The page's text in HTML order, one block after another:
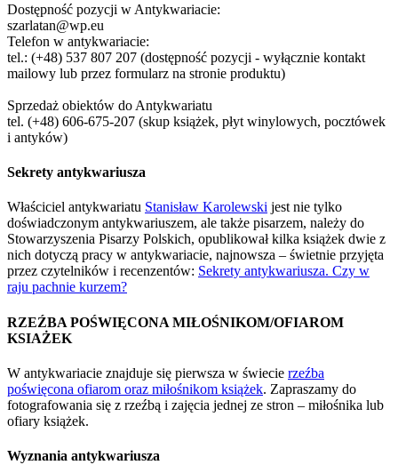
Dostępność pozycji w Antykwariacie:
szarlatan@wp.eu
Telefon w antykwariacie:
tel.: (+48) 537 807 207 (dostępność pozycji - wyłącznie kontakt
mailowy lub przez formularz na stronie produktu)
Sprzedaż obiektów do Antykwariatu
tel. (+48) 606-675-207 (skup książek, płyt winylowych, pocztówek
i antyków)
Sekrety antykwariusza
Właściciel antykwariatu Stanisław Karolewski jest nie tylko
doświadczonym antykwariuszem, ale także pisarzem, należy do
Stowarzyszenia Pisarzy Polskich, opublikował kilka książek dwie z
nich dotyczą pracy w antykwariacie, najnowsza – świetnie przyjęta
przez czytelników i recenzentów: Sekrety antykwariusza. Czy w
raju pachnie kurzem?
RZEŹBA POŚWIĘCONA MIŁOŚNIKOM/OFIAROM
KSIAŻEK
W antykwariacie znajduje się pierwsza w świecie rzeźba
poświęcona ofiarom oraz miłośnikom książek. Zapraszamy do
fotografowania się z rzeźbą i zajęcia jednej ze stron – miłośnika lub
ofiary książek.
Wyznania antykwariusza